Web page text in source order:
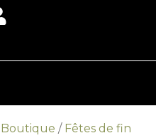
Boutique / Fêtes de fin